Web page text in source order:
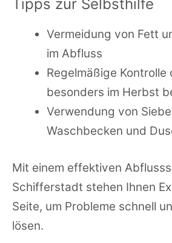
Tipps zur Selbsthilfe
Vermeidung von Fett
im Abfluss
Regelmäßige Kontrolle
besonders im Herbst
Verwendung von
Waschbecken und
Mit einem effektiven
Schifferstadt stehen Ihnen
Seite, um Probleme schnell
lösen.